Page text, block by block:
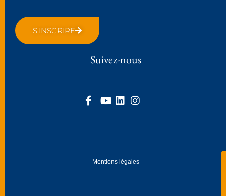
S'INSCRIRE
Suivez-nous
Mentions légales